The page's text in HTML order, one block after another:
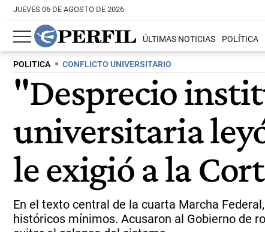
JUEVES 06 DE AGOSTO DE 2026
ÚLTIMAS NOTICIAS POLÍTICA
POLITICA CONFLICTO UNIVERSITARIO
"Desprecio
universitaria
le exigió a la
En el texto central de la cuarta Marcha
históricos mínimos. Acusaron al Gobierno de